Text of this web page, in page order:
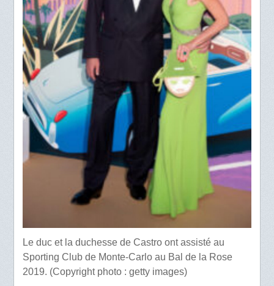
Le duc et la duchesse de Castro ont assisté au
Sporting Club de Monte-Carlo au Bal de la Rose
2019. (Copyright photo : getty images)